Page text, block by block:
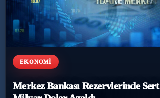
Ekonomi
Eğitim
Dünya
EKONOMI
Merkez Bankası Rezervlerinde